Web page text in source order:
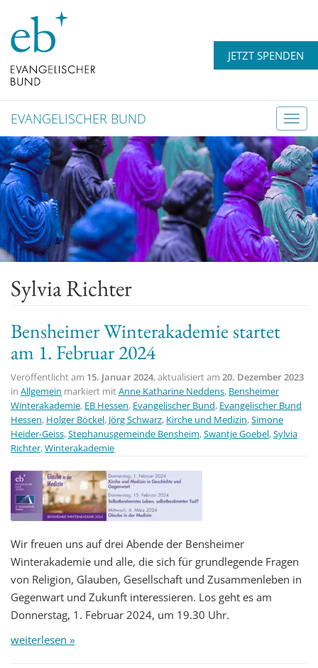
JETZT SPENDEN
T
o
g
g
l
e
n
a
v
EVANGELISCHER BUND
Sylvia Richter
Bensheimer Winterakademie startet
am 1. Februar 2024
Veröffentlicht am 15. Januar 2024, aktualisiert am 20. Dezember 2023
in Allgemein markiert mitAnne Katharine Neddens, Bensheimer
Winterakademie, EB Hessen, Evangelischer Bund, Evangelischer Bund
Hessen, Holger Böckel, Jörg Schwarz, Kirche und Medizin,Simone
Heider-Geiss,Stephanusgemeinde Bensheim,Swantje Goebel,Sylvia
Richter,Winterakademie
Wir freuen uns auf drei Abende der Bensheimer
Winterakademie und alle, die sich für grundlegende Fragen
von Religion, Glauben, Gesellschaft und Zusammenleben in
Gegenwart und Zukunft interessieren. Los geht es am
Donnerstag, 1. Februar 2024, um 19.30 Uhr.
weiterlesen »